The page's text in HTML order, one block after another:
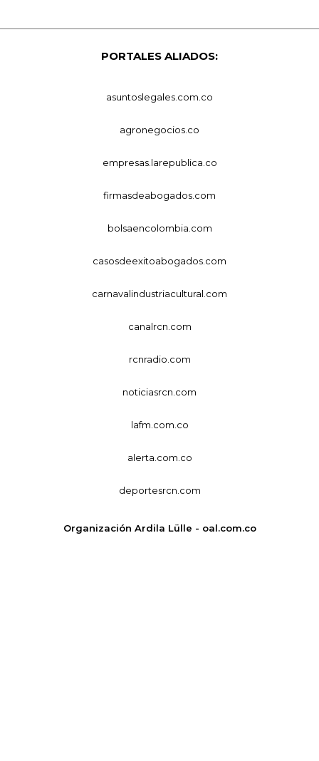
PORTALES ALIADOS:
asuntoslegales.com.co
agronegocios.co
empresas.larepublica.co
firmasdeabogados.com
bolsaencolombia.com
casosdeexitoabogados.com
carnavalindustriacultural.com
canalrcn.com
rcnradio.com
noticiasrcn.com
lafm.com.co
alerta.com.co
deportesrcn.com
Organización Ardila Lülle - oal.com.co